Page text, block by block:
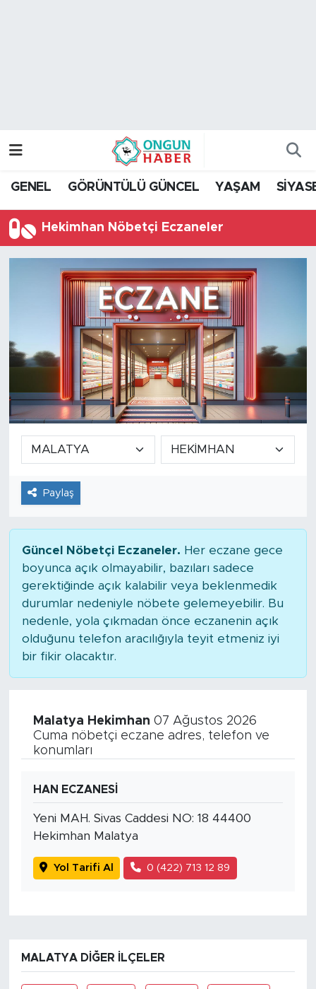
GENEL GÖRÜNTÜLÜ GÜNCEL YAŞAM
Hekimhan Nöbetçi Eczaneler
Paylaş
Güncel Nöbetçi Eczaneler. Her eczane gece
boyunca açık olmayabilir, bazıları sadece
gerektiğinde açık kalabilir veya beklenmedik
durumlar nedeniyle nöbete gelemeyebilir. Bu
nedenle, yola çıkmadan önce eczanenin açık
olduğunu telefon aracılığıyla teyit etmeniz iyi
bir fikir olacaktır.
Malatya Hekimhan 07 Ağustos 2026
Cuma nöbetçi eczane adres, telefon ve
konumları
HAN ECZANESİ
Yeni MAH. Sivas Caddesi NO: 18 44400
Hekimhan Malatya
Yol Tarifi Al 0 (422) 713 12 89
MALATYA DIĞER İLÇELER
Trafik Durumu
Tüm Manşetler
Son Dakika Haberleri
Haber Arşivi